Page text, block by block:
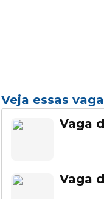
Veja essas
Vaga
Vaga